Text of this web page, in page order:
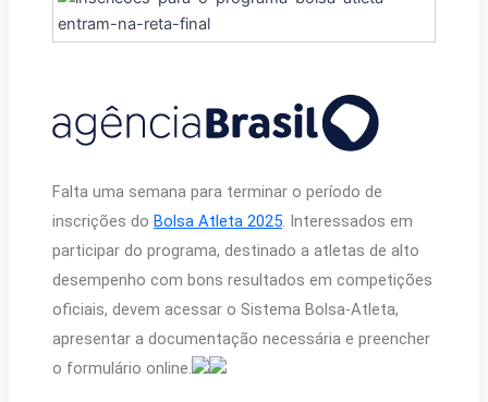
Falta uma semana para terminar o período de
inscrições do Bolsa Atleta 2025. Interessados em
participar do programa, destinado a atletas de alto
desempenho com bons resultados em competições
oficiais, devem acessar o Sistema Bolsa-Atleta,
apresentar a documentação necessária e preencher
o formulário online.